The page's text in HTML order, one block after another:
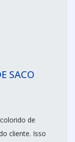
SACO
de
cliente. Isso